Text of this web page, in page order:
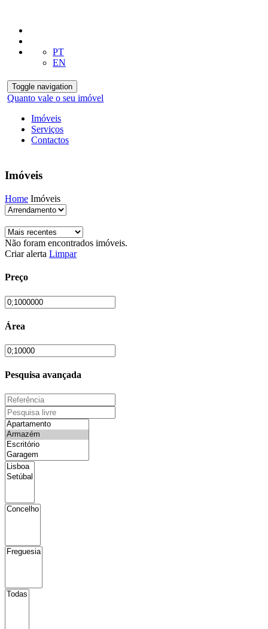
PT
EN
Toggle navigation
Quanto vale o seu imóvel
Imóveis
Serviços
Contactos
Imóveis
Home Imóveis
Não foram encontrados imóveis.
Criar alerta Limpar
Preço
Área
Pesquisa avançada